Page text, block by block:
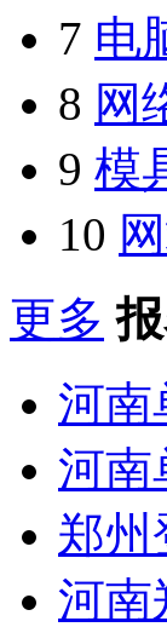
7 电
8 网
9 模
10
更多
河南
河南
郑州
河南